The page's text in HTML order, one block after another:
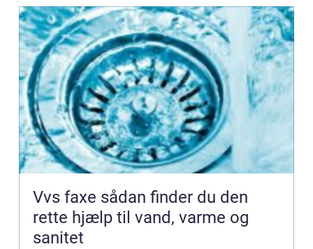
Vvs faxe sådan finder du den
rette hjælp til vand, varme og
sanitet